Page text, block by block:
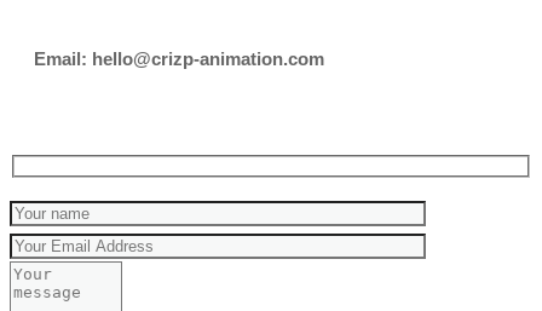
Email: hello@crizp-animation.com
Please leave this field empty.